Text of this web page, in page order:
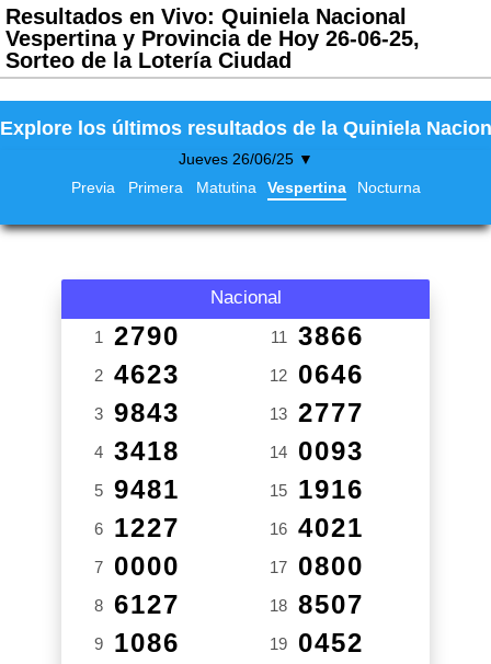
Resultados en Vivo: Quiniela Nacional
Vespertina y Provincia de Hoy 26-06-25,
Sorteo de la Lotería Ciudad
Explore los últimos resultados de la Quiniela
Jueves 26/06/25 ▼
Previa
Primera Matutina Vespertina Nocturna
Nacional
1 2790
2 4623
3 9843
4 3418
5 9481
6 1227
7 0000
8 6127
9 1086
11 3866
12 0646
13 2777
14 0093
15 1916
16 4021
17 0800
18 8507
19 0452